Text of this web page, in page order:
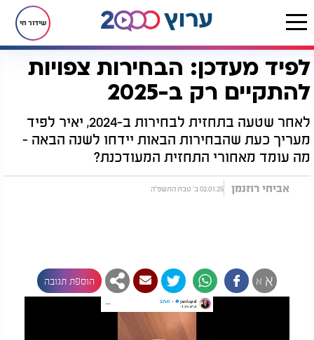
שידור חי
דף הבית רץ בוואטסאפ לפיד מעדכן: הבחירות צפויות להתקיים רק ב-2025
לפיד מעדכן: הבחירות צפויות
להתקיים רק ב-2025
לאחר שטעה בתחזית לבחירות ב-2024, יאיר לפיד
מעריך כעת שהבחירות הבאות יידחו לשנה הבאה -
מה עומד מאחורי התחזית המעודכנת?
אביחי רוזנמן 02.01.25 ב' טבת התשפ"ה
א א הוספת תגובה